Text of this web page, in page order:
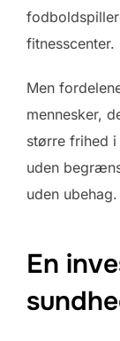
fitnesscenter.
Men
mennesker,
større frihed
uden
uden ubehag.
En